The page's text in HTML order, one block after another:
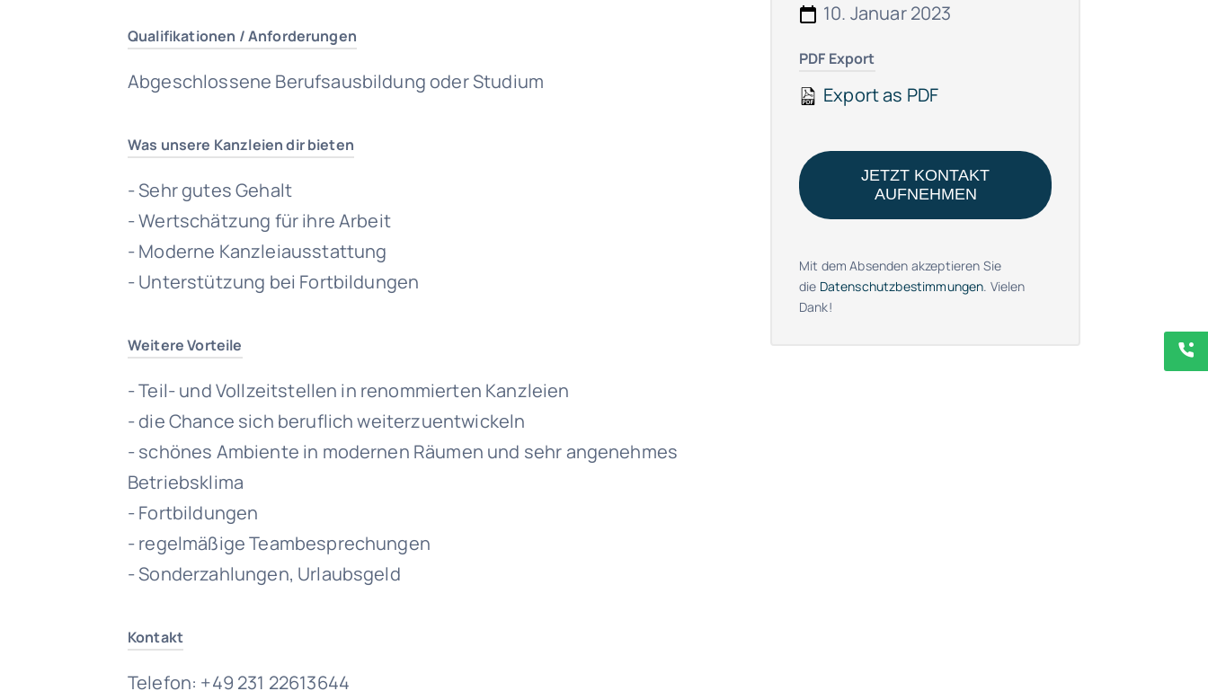
Qualifikationen / Anforderungen
Abgeschlossene Berufsausbildung oder Studium
Was unsere Kanzleien dir bieten
- Sehr gutes Gehalt
- Wertschätzung für ihre Arbeit
- Moderne Kanzleiausstattung
- Unterstützung bei Fortbildungen
Weitere Vorteile
- Teil- und Vollzeitstellen in renommierten Kanzleien
- die Chance sich beruflich weiterzuentwickeln
- schönes Ambiente in modernen Räumen und sehr angenehmes
Betriebsklima
- Fortbildungen
- regelmäßige Teambesprechungen
- Sonderzahlungen, Urlaubsgeld
Kontakt
Telefon: +49 231 22613644
10. Januar 2023
PDF Export
Export as PDF
JETZT KONTAKT
AUFNEHMEN
Mit dem Absenden akzeptieren Sie
die Datenschutzbestimmungen. Vielen
Dank!